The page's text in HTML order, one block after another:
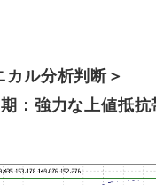
カル分析判断＞
：強力な上値抵